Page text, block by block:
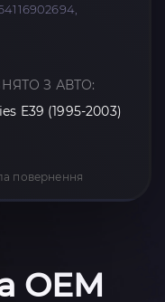
З АВТО:
E39 (1995-2003)
повернення
OEM